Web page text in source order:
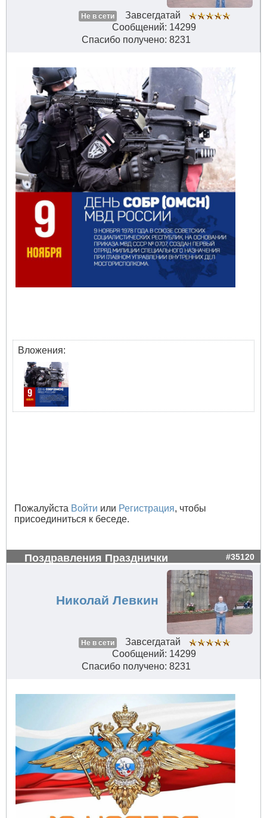
Не в сети
Завсегдатай
Сообщений: 14299
Спасибо получено: 8231
Вложения:
Пожалуйста Войти или Регистрация, чтобы
присоединиться к беседе.
Поздравления Празднички #35120
Николай Левкин
Не в сети
Завсегдатай
Сообщений: 14299
Спасибо получено: 8231